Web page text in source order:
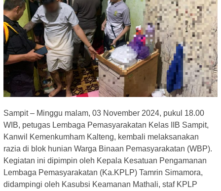
Sampit – Minggu malam, 03 November 2024, pukul 18.00
WIB, petugas Lembaga Pemasyarakatan Kelas IIB Sampit,
Kanwil Kemenkumham Kalteng, kembali melaksanakan
razia di blok hunian Warga Binaan Pemasyarakatan (WBP).
Kegiatan ini dipimpin oleh Kepala Kesatuan Pengamanan
Lembaga Pemasyarakatan (Ka.KPLP) Tamrin Simamora,
didampingi oleh Kasubsi Keamanan Mathali, staf KPLP